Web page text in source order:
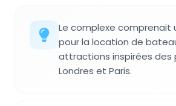
Le complexe comprenait
pour la location de
attractions inspirées des
Londres et Paris.